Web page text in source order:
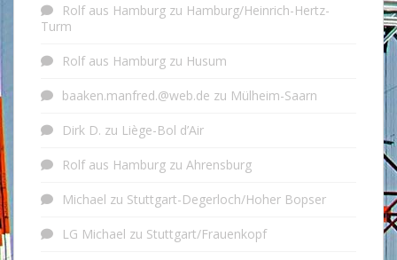
Rolf aus Hamburg zu Hamburg/Heinrich-Hertz-
Turm
Rolf aus Hamburg zu Husum
baaken.manfred.@web.de zu Mülheim-Saarn
Dirk D. zu Liège-Bol d’Air
Rolf aus Hamburg zu Ahrensburg
Michael zu Stuttgart-Degerloch/Hoher Bopser
LG Michael zu Stuttgart/Frauenkopf